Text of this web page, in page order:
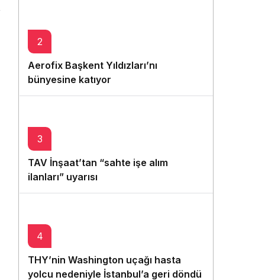
2
Aerofix Başkent Yıldızları’nı
bünyesine katıyor
3
TAV İnşaat’tan “sahte işe alım
ilanları” uyarısı
4
THY’nin Washington uçağı hasta
yolcu nedeniyle İstanbul’a geri döndü